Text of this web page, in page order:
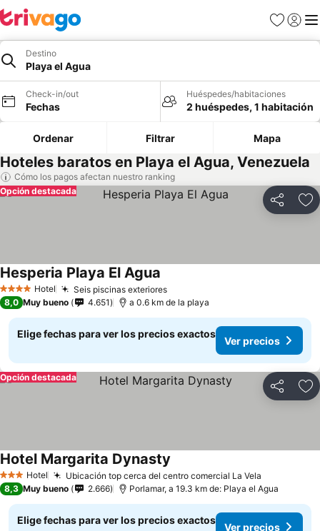
Favoritos
Iniciar
Destino
Playa el Agua
Check-in/out
Fechas
Huéspedes/habitaciones
2 huéspedes, 1 habitación
Ordenar Filtrar Mapa
Hoteles baratos en Playa el Agua, Venezuela
Cómo los pagos afectan nuestro ranking
Compartir
Opción destacada
4 EstrellasHotel Seis piscinas exteriores
Hesperia Playa El Agua
8,0 Muy bueno 4.651 a 0.6 km de la playa
Elige fechas para ver los precios exactos
Ver precios
Compartir
Opción destacada
3 Estrellas
Hotel Ubicación top cerca del centro comercial La Vela
Hotel Margarita Dynasty
8,3 Muy bueno 2.666 Porlamar, a 19.3 km de: Playa el Agua
Elige fechas para ver los precios exactos
Ver precios